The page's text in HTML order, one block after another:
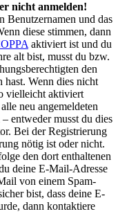
nicht anmelden!
Benutzernamen und das
diese stimmen, dann
aktiviert ist und du
alt bist, musst du bzw.
den
hast. Wenn dies nicht
vielleicht aktiviert
neu angemeldeten
entweder musst du dies
Bei der Registrierung
nötig ist oder nicht.
den dort enthaltenen
deine E-Mail-Adresse
von einem Spam-
bist, dass deine E-
dann kontaktiere